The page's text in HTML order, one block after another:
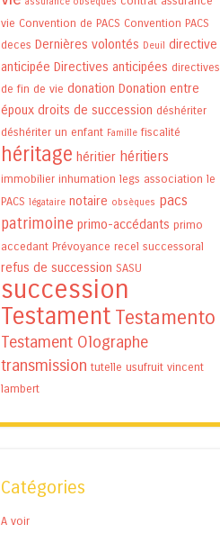
vie Convention de PACS Convention PACS
deces Dernières volontés Deuil directive
anticipée Directives anticipées directives
de fin de vie donation Donation entre
époux droits de succession déshériter
déshériter un enfant Famille fiscalité
héritage héritier héritiers
immobilier inhumation legs association le
PACS légataire notaire obsèques pacs
patrimoine primo-accédants primo
accedant Prévoyance recel successoral
refus de succession SASU
succession
Testament Testamento
Testament Olographe
transmission tutelle usufruit vincent
lambert
Catégories
A voir